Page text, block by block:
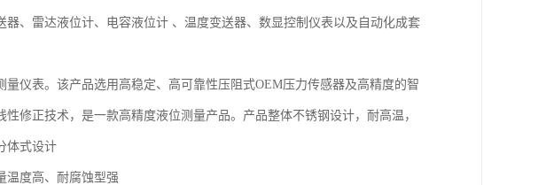
、雷达液位计、电容液位计 、温度变送器、数显控制仪表以及自动化成套
仪表。该产品选用高稳定、高可靠性压阻式OEM压力传感器及高精度的智
修正技术，是一款高精度液位测量产品。产品整体不锈钢设计，耐高温，
体式设计
温度高、耐腐蚀型强